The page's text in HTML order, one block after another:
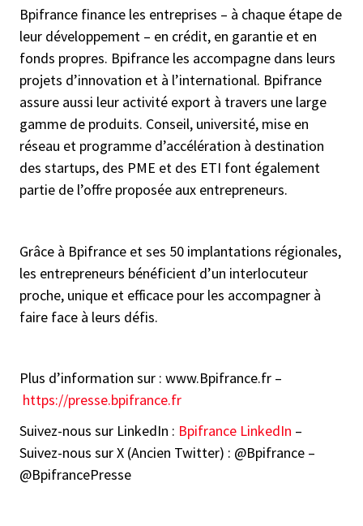
Bpifrance finance les entreprises – à chaque étape de
leur développement – en crédit, en garantie et en
fonds propres. Bpifrance les accompagne dans leurs
projets d’innovation et à l’international. Bpifrance
assure aussi leur activité export à travers une large
gamme de produits. Conseil, université, mise en
réseau et programme d’accélération à destination
des startups, des PME et des ETI font également
partie de l’offre proposée aux entrepreneurs.
Grâce à Bpifrance et ses 50 implantations régionales,
les entrepreneurs bénéficient d’un interlocuteur
proche, unique et efficace pour les accompagner à
faire face à leurs défis.
Plus d’information sur : www.Bpifrance.fr –
https://presse.bpifrance.fr
Suivez-nous sur LinkedIn : Bpifrance LinkedIn –
Suivez-nous sur X (Ancien Twitter) : @Bpifrance –
@BpifrancePresse